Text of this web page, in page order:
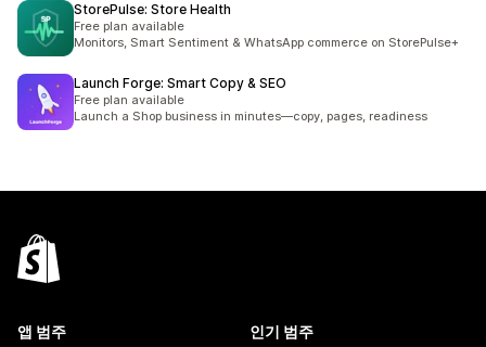
StorePulse: Store Health
Free plan available
Monitors, Smart Sentiment & WhatsApp commerce on StorePulse+
Launch Forge: Smart Copy & SEO
Free plan available
Launch a Shop business in minutes—copy, pages, readiness
앱 범주 인기 범주